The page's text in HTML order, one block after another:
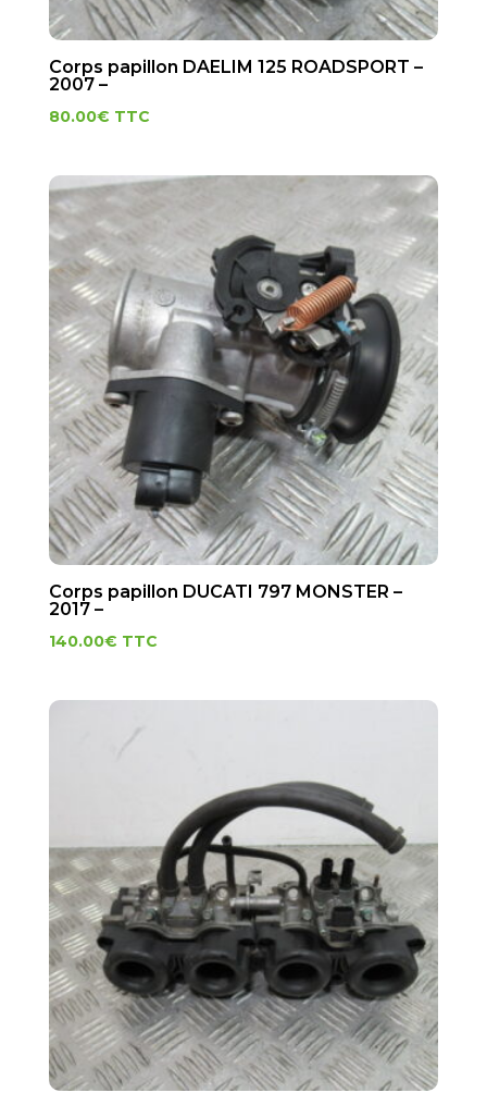
Corps papillon DAELIM 125 ROADSPORT –
2007 –
80.00€ TTC
Corps papillon DUCATI 797 MONSTER –
2017 –
140.00€ TTC